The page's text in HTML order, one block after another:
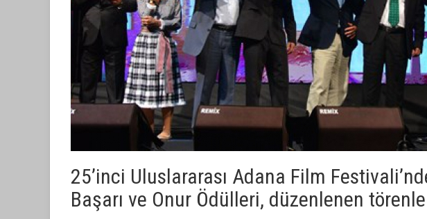
25’inci Uluslararası Adana Film
Başarı ve Onur Ödülleri, düzenlenen